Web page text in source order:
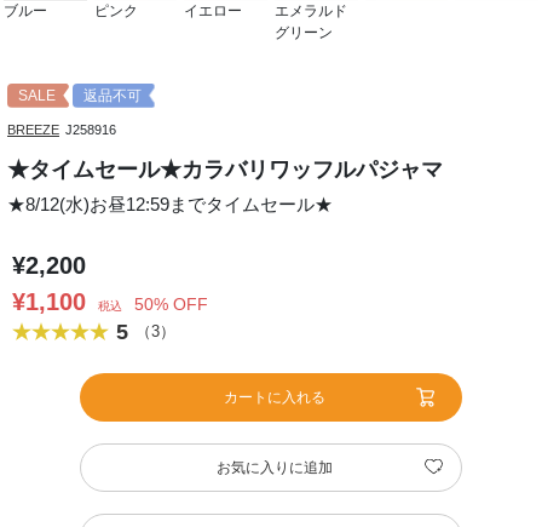
ブルー ピンク イエロー
エメラルド
グリーン
SALE 返品不可
BREEZE J258916
★タイムセール★カラバリワッフルパジャマ
★8/12(水)お昼12:59までタイムセール★
¥2,200
¥1,100
税込 50% OFF
5 （3）
カートに入れる
お気に入りに追加